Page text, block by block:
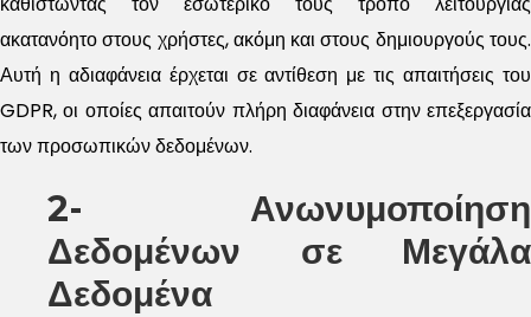
ακατανόητο στους χρήστες, ακόμη και στους δημιουργούς τους.
Αυτή η αδιαφάνεια έρχεται σε αντίθεση με τις απαιτήσεις του
GDPR, οι οποίες απαιτούν πλήρη διαφάνεια στην επεξεργασία
των προσωπικών δεδομένων.
2- Ανωνυμοποίηση
Δεδομένων σε Μεγάλα
Δεδομένα